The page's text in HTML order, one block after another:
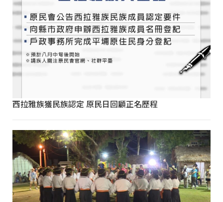
西拉雅族獲民族認定 原民日回顧正名歷程